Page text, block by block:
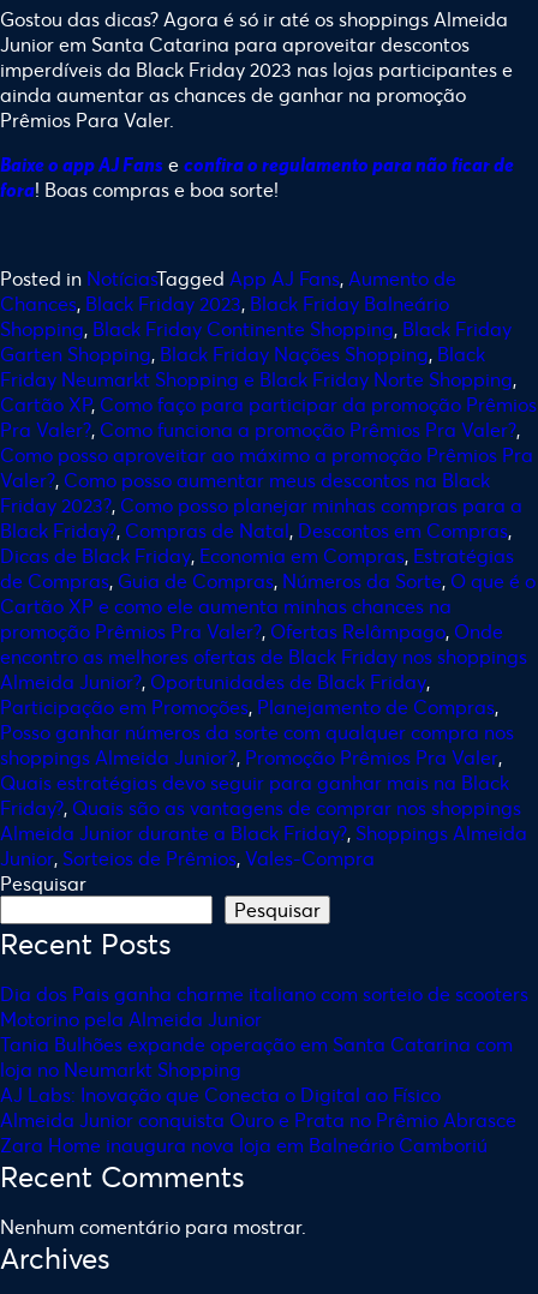
Gostou das dicas? Agora é só ir até os shoppings Almeida
Junior em Santa Catarina para aproveitar descontos
imperdíveis da Black Friday 2023 nas lojas participantes e
ainda aumentar as chances de ganhar na promoção
Prêmios Para Valer.
Baixe o app AJ Fans e confira o regulamento para não ficar de
fora! Boas compras e boa sorte! ️
Posted in NotíciasTagged App AJ Fans, Aumento de
Chances, Black Friday 2023, Black Friday Balneário
Shopping, Black Friday Continente Shopping, Black Friday
Garten Shopping, Black Friday Nações Shopping, Black
Friday Neumarkt Shopping e Black Friday Norte Shopping,
Cartão XP, Como faço para participar da promoção Prêmios
Pra Valer?, Como funciona a promoção Prêmios Pra Valer?,
Como posso aproveitar ao máximo a promoção Prêmios Pra
Valer?, Como posso aumentar meus descontos na Black
Friday 2023?, Como posso planejar minhas compras para a
Black Friday?, Compras de Natal, Descontos em Compras,
Dicas de Black Friday, Economia em Compras, Estratégias
de Compras, Guia de Compras, Números da Sorte, O que é o
Cartão XP e como ele aumenta minhas chances na
promoção Prêmios Pra Valer?, Ofertas Relâmpago, Onde
encontro as melhores ofertas de Black Friday nos shoppings
Almeida Junior?, Oportunidades de Black Friday,
Participação em Promoções, Planejamento de Compras,
Posso ganhar números da sorte com qualquer compra nos
shoppings Almeida Junior?, Promoção Prêmios Pra Valer,
Quais estratégias devo seguir para ganhar mais na Black
Friday?, Quais são as vantagens de comprar nos shoppings
Almeida Junior durante a Black Friday?, Shoppings Almeida
Junior, Sorteios de Prêmios,Vales-Compra
Pesquisar
Pesquisar
Recent Posts
Dia dos Pais ganha charme italiano com sorteio de scooters
Motorino pela Almeida Junior
Tania Bulhões expande operação em Santa Catarina com
loja no Neumarkt Shopping
AJ Labs: Inovação que Conecta o Digital ao Físico
Almeida Junior conquista Ouro e Prata no Prêmio Abrasce
Zara Home inaugura nova loja em Balneário Camboriú
Recent Comments
Nenhum comentário para mostrar.
Archives